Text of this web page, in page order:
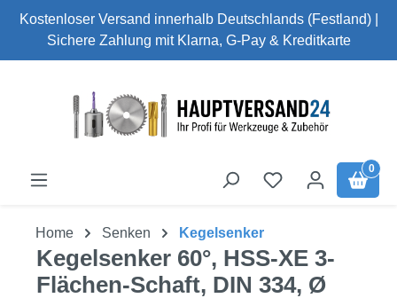
Zum Hauptinhalt springen
Kostenloser Versand innerhalb Deutschlands (Festland) |
Sichere Zahlung mit Klarna, G-Pay & Kreditkarte
0
Home Senken Kegelsenker
Kegelsenker 60°, HSS-XE 3-
Flächen-Schaft, DIN 334, Ø